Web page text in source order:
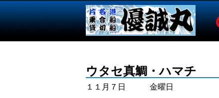
ウタセ真鯛・ハマチ
１１月７日 金曜日